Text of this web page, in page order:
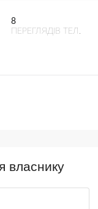
8
ПЕРЕГЛЯДІВ ТЕЛ.
власнику